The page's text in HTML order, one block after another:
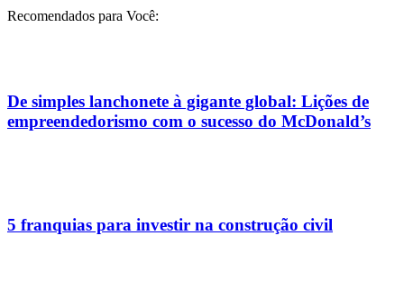
Recomendados para Você:
De simples lanchonete à gigante global: Lições de
empreendedorismo com o sucesso do McDonald’s
5 franquias para investir na construção civil